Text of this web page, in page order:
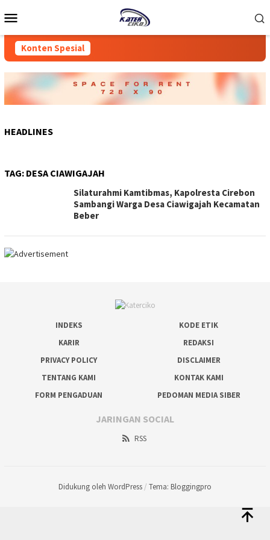
ke
Mobile
Konten Spesial
HEADLINES
TAG: DESA CIAWIGAJAH
Silaturahmi Kamtibmas, Kapolresta Cirebon
Sambangi Warga Desa Ciawigajah Kecamatan
Beber
INDEKS
KODE ETIK
KARIR
REDAKSI
PRIVACY POLICY
DISCLAIMER
TENTANG KAMI
KONTAK KAMI
FORM PENGADUAN
PEDOMAN MEDIA SIBER
JARINGAN SOCIAL
RSS
Didukung oleh WordPress / Tema: Bloggingpro